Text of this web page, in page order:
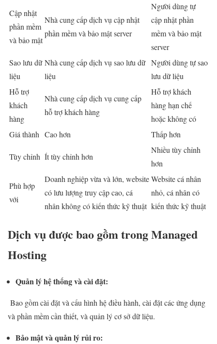
Cập nhật
phần mềm
và bảo mật
Nhà cung cấp dịch vụ cập nhật
phần mềm và bảo mật server
Người dùng tự
cập nhật phần
mềm và bảo mật
server
Sao lưu dữ
liệu
Nhà cung cấp dịch vụ sao lưu dữ
liệu
Người dùng tự sao
lưu dữ liệu
Hỗ trợ
khách
hàng
Nhà cung cấp dịch vụ cung cấp
hỗ trợ khách hàng
Hỗ trợ khách
hàng hạn chế
hoặc không có
Giá thành Cao hơn Thấp hơn
Tùy chỉnh Ít tùy chỉnh hơn
Nhiều tùy chỉnh
hơn
Phù hợp
với
Doanh nghiệp vừa và lớn, website
có lưu lượng truy cập cao, cá
nhân không có kiến thức kỹ thuật
Website cá nhân
nhỏ, cá nhân có
kiến thức kỹ thuật
Dịch vụ được bao gồm trong Managed
Hosting
Quản lý hệ thống và cài đặt:
Bao gồm cài đặt và cấu hình hệ điều hành, cài đặt các ứng dụng
và phần mềm cần thiết, và quản lý cơ sở dữ liệu.
Bảo mật và quản lý rủi ro: